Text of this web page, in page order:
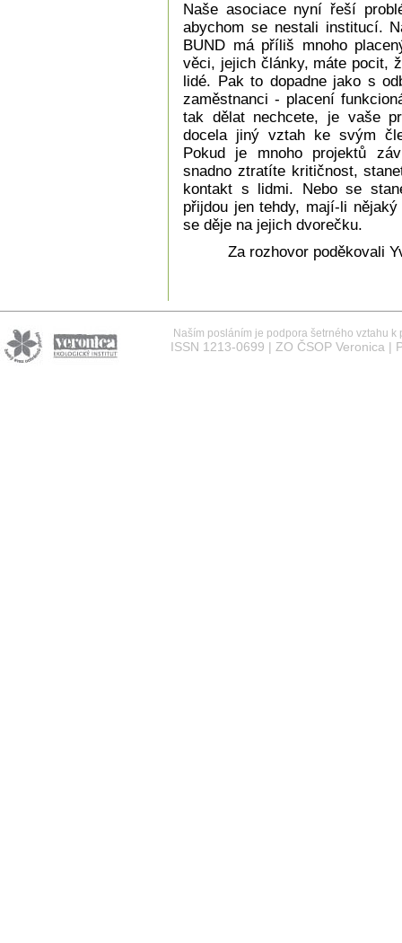
Naše asociace nyní řeší
abychom se nestali institucí.
BUND má příliš mnoho
věci, jejich články, máte pocit,
lidé. Pak to dopadne jako s
zaměstnanci - placení
tak dělat nechcete, je vaše
docela jiný vztah ke svým
Pokud je mnoho projektů
snadno ztratíte kritičnost,
kontakt s lidmi. Nebo se
přijdou jen tehdy, mají-li
se děje na jejich dvorečku.
Za rozhovor poděkovali
Naším posláním je podpora šetrného vztahu
ISSN 1213-0699 | ZO ČSOP Veronica |